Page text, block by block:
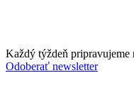
Každý týždeň
Odoberať newsletter